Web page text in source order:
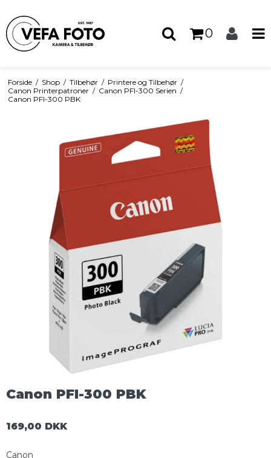
0
Forside / Shop / Tilbehør / Printere og Tilbehør /
Canon Printerpatroner / Canon PFI-300 Serien /
Canon PFI-300 PBK
Canon PFI-300 PBK
169,00 DKK
Canon